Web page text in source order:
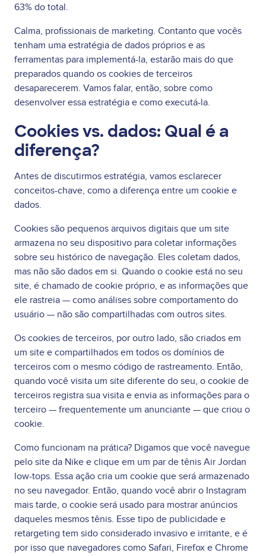
63% do total.
Calma, profissionais de marketing. Contanto que vocês
tenham uma estratégia de dados próprios e as
ferramentas para implementá-la, estarão mais do que
preparados quando os cookies de terceiros
desaparecerem. Vamos falar, então, sobre como
desenvolver essa estratégia e como executá-la.
Cookies vs. dados: Qual é a
diferença?
Antes de discutirmos estratégia, vamos esclarecer
conceitos-chave, como a diferença entre um cookie e
dados.
Cookies são pequenos arquivos digitais que um site
armazena no seu dispositivo para coletar informações
sobre seu histórico de navegação. Eles coletam dados,
mas não são dados em si. Quando o cookie está no seu
site, é chamado de cookie próprio, e as informações que
ele rastreia — como análises sobre comportamento do
usuário — não são compartilhadas com outros sites.
Os cookies de terceiros, por outro lado, são criados em
um site e compartilhados em todos os domínios de
terceiros com o mesmo código de rastreamento. Então,
quando você visita um site diferente do seu, o cookie de
terceiros registra sua visita e envia as informações para o
terceiro — frequentemente um anunciante — que criou o
cookie.
Como funcionam na prática? Digamos que você navegue
pelo site da Nike e clique em um par de tênis Air Jordan
low-tops. Essa ação cria um cookie que será armazenado
no seu navegador. Então, quando você abrir o Instagram
mais tarde, o cookie será usado para mostrar anúncios
daqueles mesmos tênis. Esse tipo de publicidade e
retargeting tem sido considerado invasivo e irritante, e é
por isso que navegadores como Safari, Firefox e Chrome